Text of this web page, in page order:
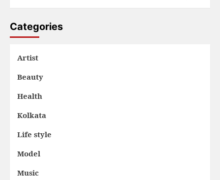
Categories
Artist
Beauty
Health
Kolkata
Life style
Model
Music